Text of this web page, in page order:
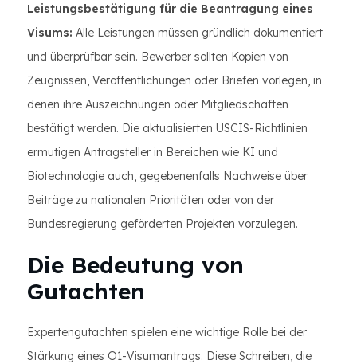
Leistungsbestätigung für die Beantragung eines
Visums: Alle Leistungen müssen gründlich dokumentiert
und überprüfbar sein. Bewerber sollten Kopien von
Zeugnissen, Veröffentlichungen oder Briefen vorlegen, in
denen ihre Auszeichnungen oder Mitgliedschaften
bestätigt werden. Die aktualisierten USCIS-Richtlinien
ermutigen Antragsteller in Bereichen wie KI und
Biotechnologie auch, gegebenenfalls Nachweise über
Beiträge zu nationalen Prioritäten oder von der
Bundesregierung geförderten Projekten vorzulegen.
Die Bedeutung von
Gutachten
Expertengutachten spielen eine wichtige Rolle bei der
Stärkung eines O1-Visumantrags. Diese Schreiben, die